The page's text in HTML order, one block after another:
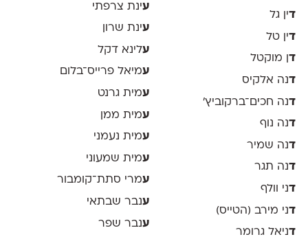
דין גל
דין טל
דן מוקטל
דנה אלקיס
דנה חכים־ברקוביץ׳
דנה נוף
דנה שמיר
דנה תגר
דני וולף
דני מירב (הטייס)
דניאל גרומר
עינת צרפתי
עינת שרון
עלינא דקל
עמיאל פרייס־בלום
עמית גרנט
עמית ממן
עמית נעמני
עמית שמעוני
עמרי סתת־קומבור
ענבר שבתאי
ענבר שפר